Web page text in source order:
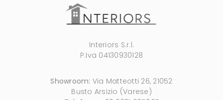
Interiors S.r.l.
P.Iva 04130930128
Showroom: Via Matteotti 26, 21052
Busto Arsizio (Varese)